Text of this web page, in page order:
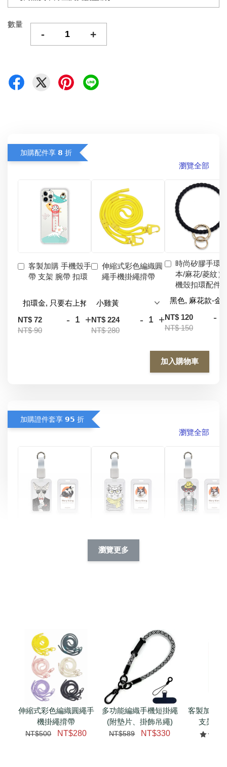
數量
- +
加購配件享 𝟴 折
瀏覽全部
客製加購 手機殼手
帶 支架 腕帶 扣環
NT$ 72
NT$ 90
- +
伸縮式彩色編織圓
繩手機掛繩揹帶
NT$ 224
NT$ 280
- +
時尚矽膠手環
本/麻花/菱紋）
機殼扣環配件
NT$ 120
NT$ 150
-
加入購物車
加購證件套享 𝟵𝟱 折
瀏覽全部
件套(附伸縮卡扣)
CSAA05
加入購物車
瀏覽更多
瀏覽更多
伸縮式彩色編織圓繩手
機掛繩揹帶
NT$500 NT$280
多功能編織手機短掛繩
(附墊片、掛飾吊繩)
NT$589 NT$330
客製加購
支架 腕